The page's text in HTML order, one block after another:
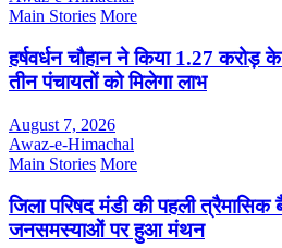
Main Stories More
हर्षवर्धन चौहान ने किया 1.27 करोड़
तीन पंचायतों को मिलेगा लाभ
August 7, 2026
Awaz-e-Himachal
Main Stories More
जिला परिषद मंडी की पहली
जनसमस्याओं पर हुआ मंथन